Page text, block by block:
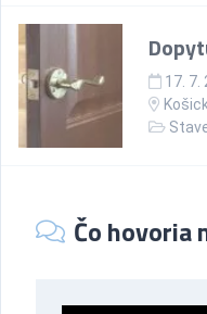
17. 7.
Čo hovoria